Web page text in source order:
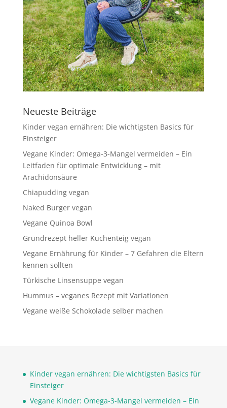
Neueste Beiträge
Kinder vegan ernähren: Die wichtigsten Basics für
Einsteiger
Vegane Kinder: Omega-3-Mangel vermeiden – Ein
Leitfaden für optimale Entwicklung – mit
Arachidonsäure
Chiapudding vegan
Naked Burger vegan
Vegane Quinoa Bowl
Grundrezept heller Kuchenteig vegan
Vegane Ernährung für Kinder – 7 Gefahren die Eltern
kennen sollten
Türkische Linsensuppe vegan
Hummus – veganes Rezept mit Variationen
Vegane weiße Schokolade selber machen
Kinder vegan ernähren: Die wichtigsten Basics für
Einsteiger
Vegane Kinder: Omega-3-Mangel vermeiden – Ein